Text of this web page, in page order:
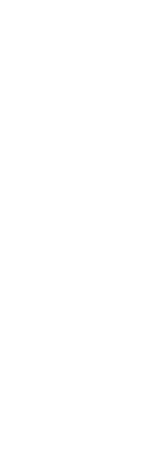
–queremos, una
firme
junto a
mejor, sin
los ecuatorianos
sus tristezas y
de que sólo
en el barro
lograr un Ecuador
confianza y de la
del
Patrona del
en este camino
la paz”